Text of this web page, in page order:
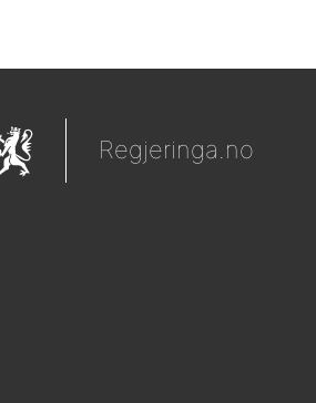
Regjeringa.no